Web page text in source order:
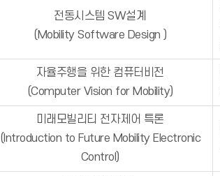
전동시스템 SW설계
(Mobility Software Design )
자율주행을 위한 컴퓨터비전
(Computer Vision for Mobility)
미래모빌리티 전자제어 특론
(Introduction to Future Mobility Electronic
Control)